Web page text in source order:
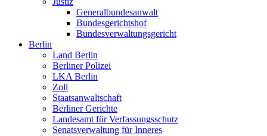
Generalbundesanwalt
Bundesgerichtshof
Bundesverwaltungsgericht
Berlin
Land Berlin
Berliner Polizei
LKA Berlin
Zoll
Staatsanwaltschaft
Berliner Gerichte
Landesamt für Verfassungsschutz
Senatsverwaltung für Inneres